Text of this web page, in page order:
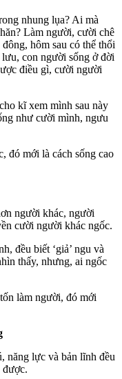
nhung lụa? Ai mà
Làm người, cười chê
hôm sau có thể thổi
con người sống ở đời
điều gì, cười người
kĩ xem mình sau này
như cười mình, ngưu
đó mới là cách sống cao
người khác, người
cười người khác ngốc.
đều biết ‘giả’ ngu và
thấy, nhưng, ai ngốc
làm người, đó mới
năng lực và bản lĩnh đều
được.